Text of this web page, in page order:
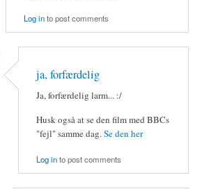
Log into post comments
ja, forfærdelig
Ja, forfærdelig larm... :/
Husk også at se den film med BBCs
"fejl" samme dag.Se den her
Log into post comments